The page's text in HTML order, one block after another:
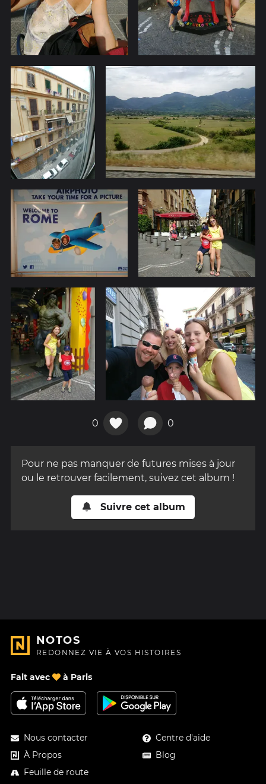
0 0
Pour ne pas manquer de futures mises à jour
ou le retrouver facilement, suivez cet album !
Suivre cet album
NOTOS
REDONNEZ VIE À VOS HISTOIRES
Fait avec à Paris
Nous contacter
À Propos
Feuille de route
Centre d'aide
Blog